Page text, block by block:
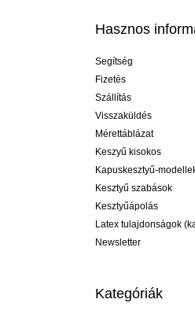
Hasznos
Segítség
Fizetés
Szállítás
Visszaküldés
Mérettáblázat
Keszyű kisokos
Kapuskesztyű-
Kesztyű szabások
Kesztyűápolás
Latex tulajdonságok
Newsletter
Kategóriák